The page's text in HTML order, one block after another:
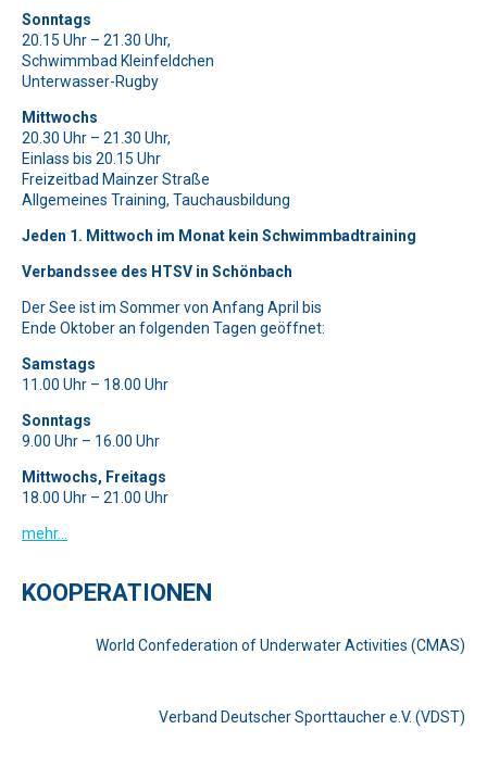
Flugzeug.
Bitte lasse dieses Feld leer.
Bitte beweise, dass du kein Spambot bist und wähle das Symbol
Tasse.
Bitte lasse dieses Feld leer.
Bitte beweise, dass du kein Spambot bist und wähle das Symbol
Schlüssel.
Bitte lasse dieses Feld leer.
Bitte beweise, dass du kein Spambot bist und wähle das Symbol
Flugzeug.
Sonntags
20.15 Uhr – 21.30 Uhr,
Schwimmbad Kleinfeldchen
Unterwasser-Rugby
Mittwochs
20.30 Uhr – 21.30 Uhr,
Einlass bis 20.15 Uhr
Freizeitbad Mainzer Straße
Allgemeines Training, Tauchausbildung
Jeden 1. Mittwoch im Monat kein Schwimmbadtraining
Verbandssee des HTSV in Schönbach
Der See ist im Sommer von Anfang April bis
Ende Oktober an folgenden Tagen geöffnet:
Samstags
11.00 Uhr – 18.00 Uhr
Sonntags
9.00 Uhr – 16.00 Uhr
Mittwochs, Freitags
18.00 Uhr – 21.00 Uhr
mehr…
KOOPERATIONEN
World Confederation of Underwater Activities (CMAS)
Verband Deutscher Sporttaucher e.V. (VDST)